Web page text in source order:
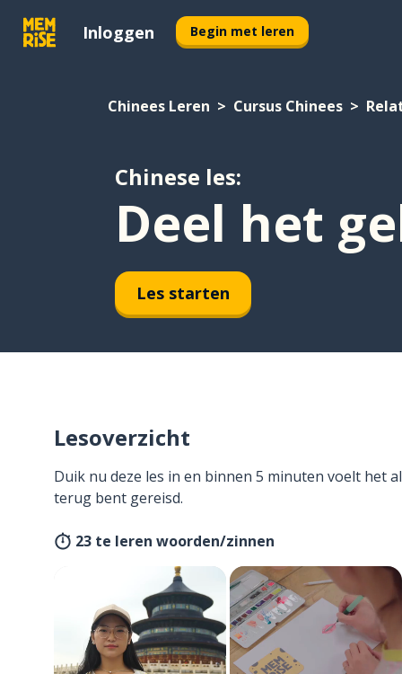
Inloggen Begin met leren
Chinees Leren Cursus Chinees
Chinese les:
Deel het
Les starten
Lesoverzicht
Duik nu deze les in en binnen 5 minuten voelt het
terug bent gereisd.
23 te leren woorden/zinnen